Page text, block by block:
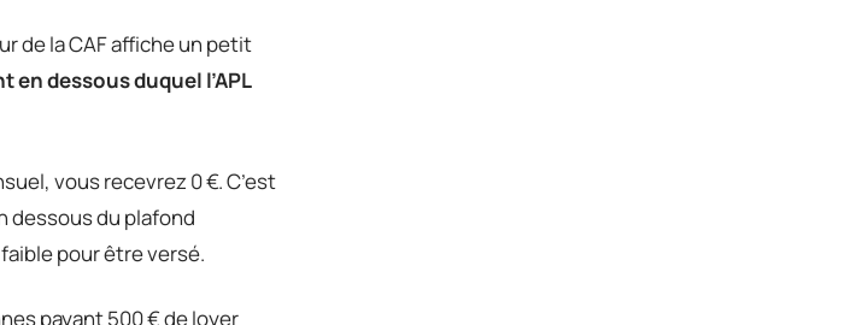
de la CAF affiche un petit
en dessous duquel l’APL
vous recevrez 0 €. C’est
dessous du plafond
pour être versé.
payant 500 € de loyer